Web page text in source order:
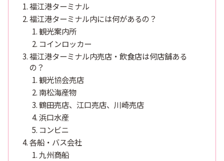
福江港ターミナル
福江港ターミナル内には何があるの？
観光案内所
コインロッカー
福江港ターミナル内売店・飲食店は何店舗ある
の？
観光協会売店
南松海産物
鶴田売店、江口売店、川崎売店
浜口水産
コンビニ
各船・バス会社
九州商船